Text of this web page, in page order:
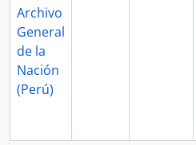
Archivo
General
de la
Nación
(Perú)